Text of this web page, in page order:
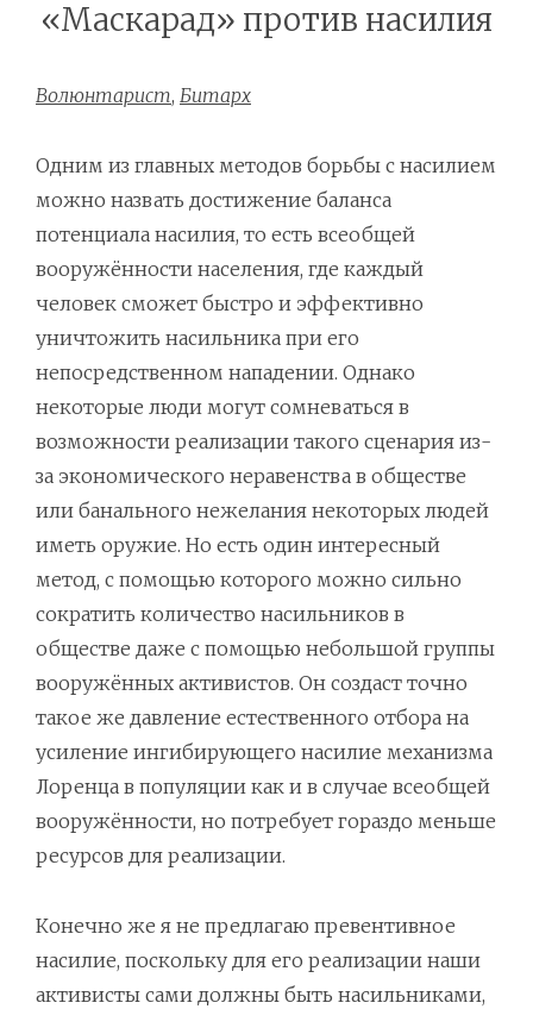
«Маскарад» против насилия
Волюнтарист, Битарх
Одним из главных методов борьбы с насилием
можно назвать достижение баланса
потенциала насилия, то есть всеобщей
вооружённости населения, где каждый
человек сможет быстро и эффективно
уничтожить насильника при его
непосредственном нападении. Однако
некоторые люди могут сомневаться в
возможности реализации такого сценария из-
за экономического неравенства в обществе
или банального нежелания некоторых людей
иметь оружие. Но есть один интересный
метод, с помощью которого можно сильно
сократить количество насильников в
обществе даже с помощью небольшой группы
вооружённых активистов. Он создаст точно
такое же давление естественного отбора на
усиление ингибирующего насилие механизма
Лоренца в популяции как и в случае всеобщей
вооружённости, но потребует гораздо меньше
ресурсов для реализации.
Конечно же я не предлагаю превентивное
насилие, поскольку для его реализации наши
активисты сами должны быть насильниками,